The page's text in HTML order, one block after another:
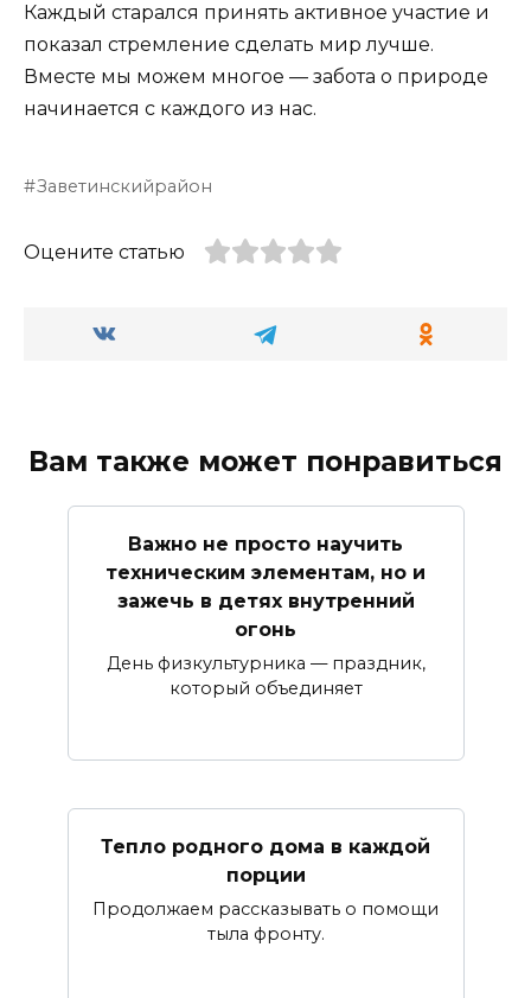
Каждый старался принять активное участие и
показал стремление сделать мир лучше.
Вместе мы можем многое — забота о природе
начинается с каждого из нас.
Заветинскийрайон
Оцените статью
Вам также может понравиться
Важно не просто научить
техническим элементам, но и
зажечь в детях внутренний
огонь
День физкультурника — праздник,
который объединяет
Тепло родного дома в каждой
порции
Продолжаем рассказывать о помощи
тыла фронту.